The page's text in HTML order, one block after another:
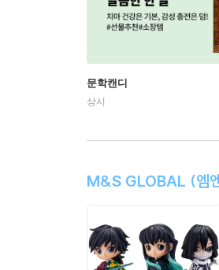
문학캔디
상시
M&S GLOBAL (엠